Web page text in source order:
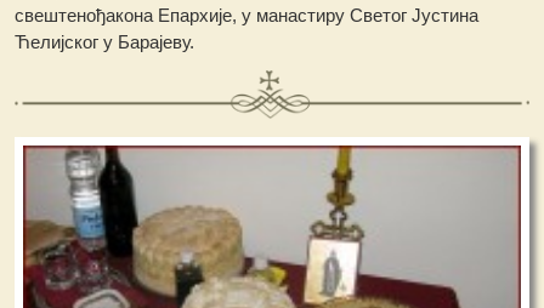
свештенођакона Епархије, у манастиру Светог Јустина
Ћелијског у Барајеву.